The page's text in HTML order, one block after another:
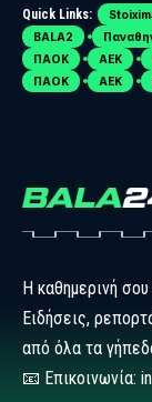
Quick Links:
BALA2
ΠΑΟΚ
ΑΕΚ
ΠΑΟΚ
ΑΕΚ
Η καθημερινή
Ειδήσεις,
από όλα τα
📧 Επικοινωνία: